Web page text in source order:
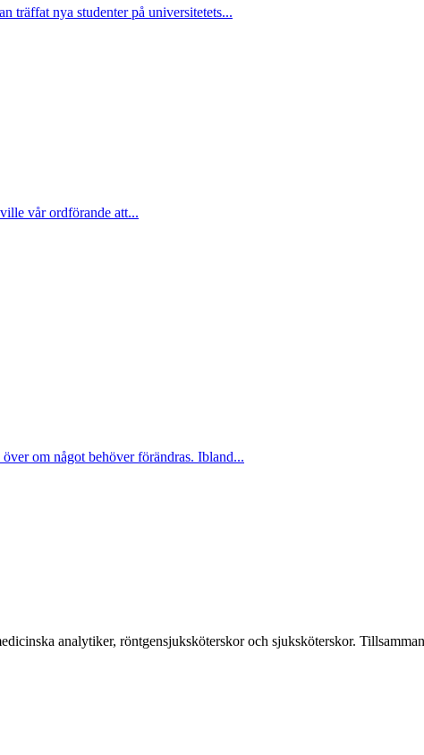
träffat nya studenter på universitetets...
vår ordförande att...
om något behöver förändras. Ibland...
analytiker, röntgensjuksköterskor och sjuksköterskor.